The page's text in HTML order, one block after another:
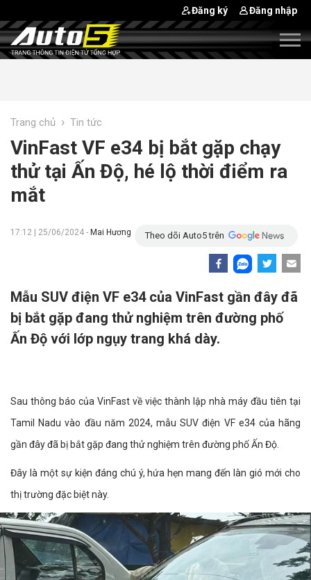
Đăng ký Đăng nhập
Trang chủ › Tin tức
VinFast VF e34 bị bắt gặp chạy
thử tại Ấn Độ, hé lộ thời điểm ra
mắt
17:12 | 25/06/2024 - Mai Hương Theo dõi Auto5 trên
Mẫu SUV điện VF e34 của VinFast gần đây đã
bị bắt gặp đang thử nghiệm trên đường phố
Ấn Độ với lớp ngụy trang khá dày.
Sau thông báo của VinFast về việc thành lập nhà máy đầu tiên tại
Tamil Nadu vào đầu năm 2024, mẫu SUV điện VF e34 của hãng
gần đây đã bị bắt gặp đang thử nghiệm trên đường phố Ấn Độ.
Đây là một sự kiện đáng chú ý, hứa hẹn mang đến làn gió mới cho
thị trường đặc biệt này.